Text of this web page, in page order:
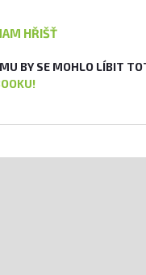
HŘIŠŤ
BY SE MOHLO LÍBIT